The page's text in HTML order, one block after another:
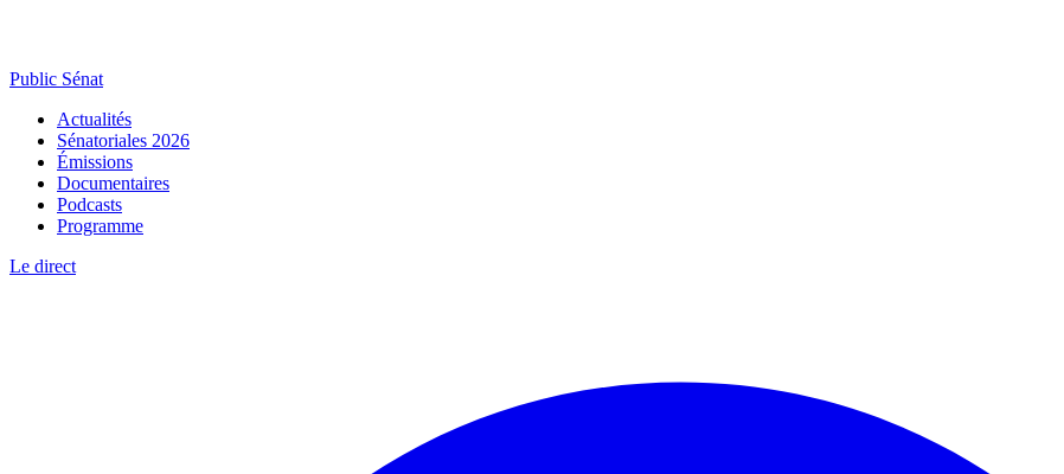
Public Sénat
Actualités
Sénatoriales 2026
Émissions
Documentaires
Podcasts
Programme
Le direct